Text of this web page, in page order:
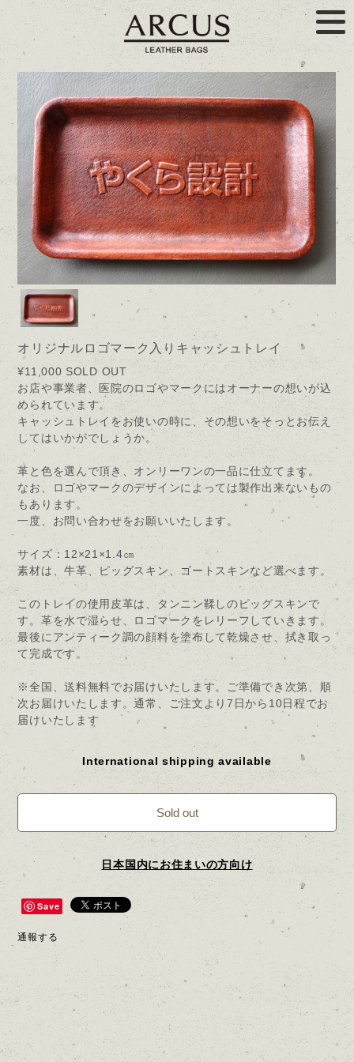
オリジナルロゴマーク入りキャッシュトレイ
¥11,000 SOLD OUT
お店や事業者、医院のロゴやマークにはオーナーの想いが込
められています。
キャッシュトレイをお使いの時に、その想いをそっとお伝え
してはいかがでしょうか。
革と色を選んで頂き、オンリーワンの一品に仕立てます。
なお、ロゴやマークのデザインによっては製作出来ないもの
もあります。
一度、お問い合わせをお願いいたします。
サイズ：12×21×1.4㎝
素材は、牛革、ピッグスキン、ゴートスキンなど選べます。
このトレイの使用皮革は、タンニン鞣しのピッグスキンで
す。革を水で湿らせ、ロゴマークをレリーフしていきます。
最後にアンティーク調の顔料を塗布して乾燥させ、拭き取っ
て完成です。
※全国、送料無料でお届けいたします。ご準備でき次第、順
次お届けいたします。通常、ご注文より7日から10日程でお
届けいたします
International shipping available
Sold out
日本国内にお住まいの方向け
Save
通報する